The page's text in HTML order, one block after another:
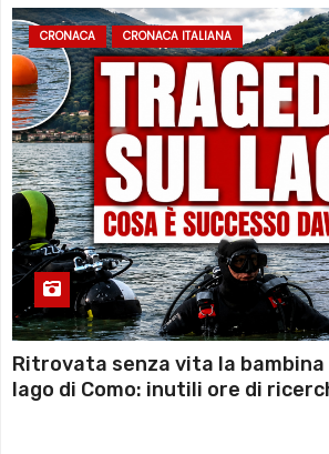
CRONACA CRONACA ITALIANA
Ritrovata senza vita la bambina
lago di Como: inutili ore di